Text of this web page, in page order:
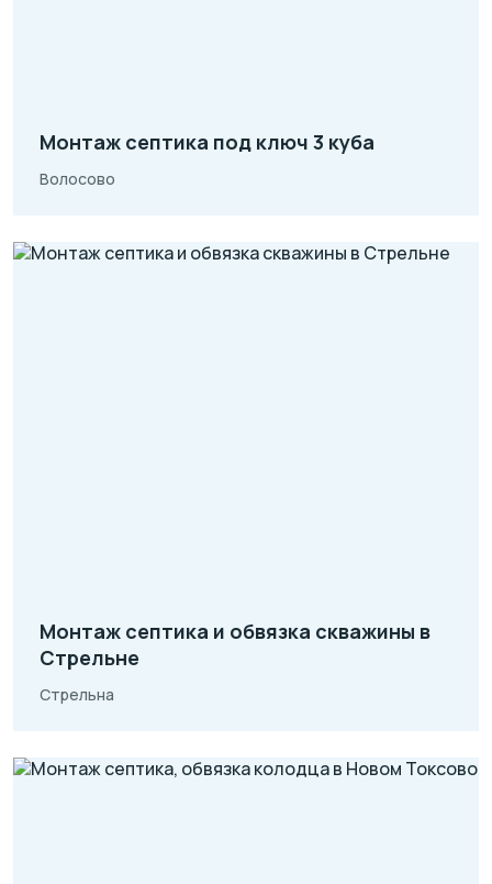
Монтаж септика под ключ 3 куба
Волосово
Монтаж септика и обвязка скважины в
Стрельне
Стрельна